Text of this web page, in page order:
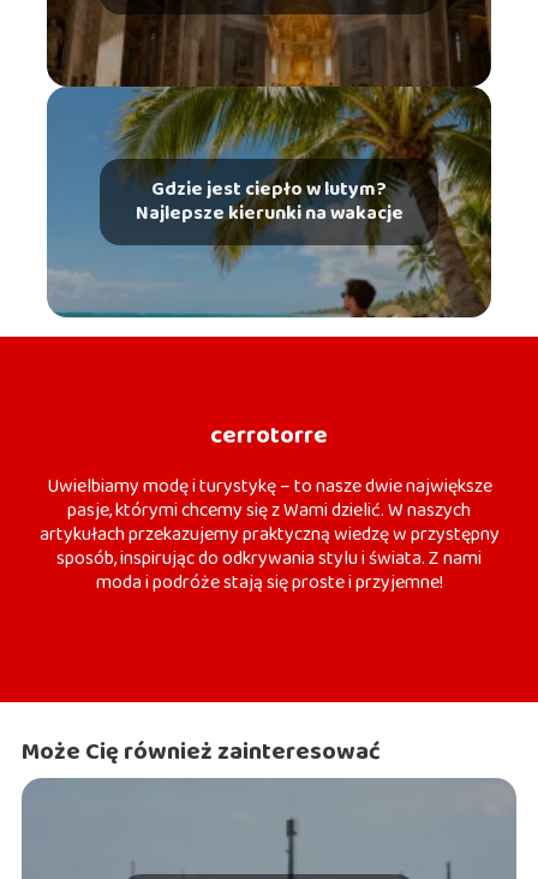
Gdzie jest ciepło w lutym?
Najlepsze kierunki na wakacje
cerrotorre
Uwielbiamy modę i turystykę – to nasze dwie największe
pasje, którymi chcemy się z Wami dzielić. W naszych
artykułach przekazujemy praktyczną wiedzę w przystępny
sposób, inspirując do odkrywania stylu i świata. Z nami
moda i podróże stają się proste i przyjemne!
Może Cię również zainteresować